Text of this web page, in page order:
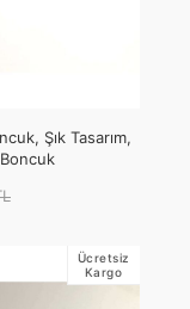
Şık Tasarım,
Ücretsiz
Kargo